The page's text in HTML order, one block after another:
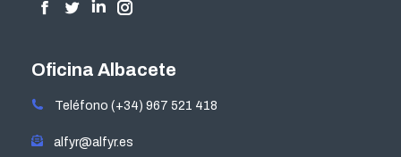
Oficina Albacete
Teléfono (+34) 967 521 418
alfyr@alfyr.es
Encuéntranos en:
Facebook
opens
new
Twitter
opens
new
Linkedin
opens
new
Instagram
opens
new